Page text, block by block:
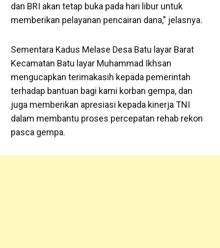
dan BRI akan tetap buka pada hari libur untuk
memberikan pelayanan pencairan dana,” jelasnya.
Sementara Kadus Melase Desa Batu layar Barat
Kecamatan Batu layar Muhammad Ikhsan
mengucapkan terimakasih kepada pemerintah
terhadap bantuan bagi kami korban gempa, dan
juga memberikan apresiasi kepada kinerja TNI
dalam membantu proses percepatan rehab rekon
pasca gempa.